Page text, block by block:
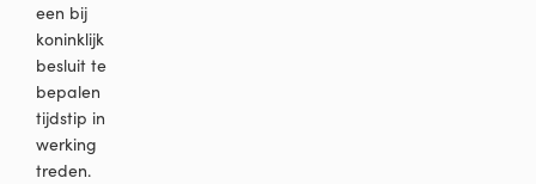
een bij
koninklijk
besluit te
bepalen
tijdstip in
werking
treden.